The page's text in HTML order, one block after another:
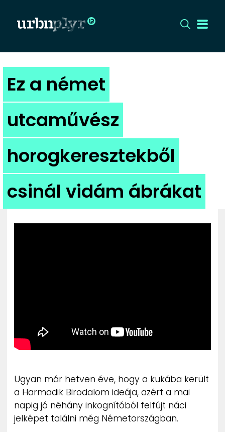
CÍMLAP
DIZÁJN
DIVAT
HIP
KULT
UTCA
Ez a német
utcaművész
horogkeresztekből
csinál vidám ábrákat
Ugyan már hetven éve, hogy a kukába került
a Harmadik Birodalom ideája, azért a mai
napig jó néhány inkognítóból felfújt náci
jelképet találni még Németországban.